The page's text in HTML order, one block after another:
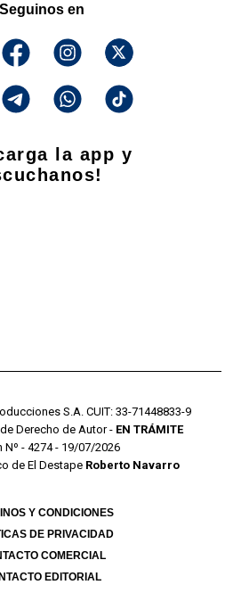
Seguinos en
la app y
S.A. CUIT: 33-71448833-9
Derecho de Autor - EN TRÁMITE
Nº - 4274 - 19/07/2026
de El Destape Roberto Navarro
Y CONDICIONES
DE PRIVACIDAD
COMERCIAL
EDITORIAL